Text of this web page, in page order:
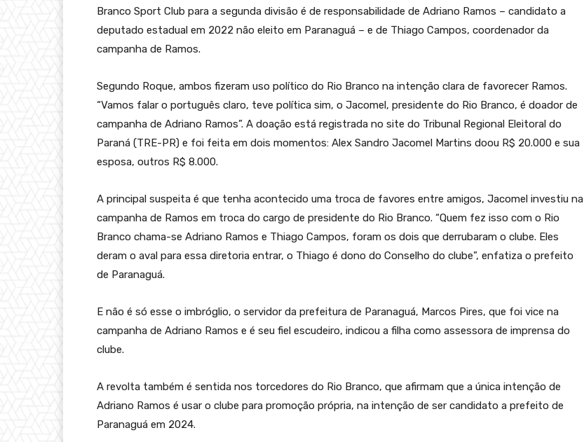
Branco Sport Club para a segunda divisão é de responsabilidade de Adriano Ramos – candidato a
deputado estadual em 2022 não eleito em Paranaguá – e de Thiago Campos, coordenador da
campanha de Ramos.
Segundo Roque, ambos fizeram uso político do Rio Branco na intenção clara de favorecer Ramos.
“Vamos falar o português claro, teve política sim, o Jacomel, presidente do Rio Branco, é doador de
campanha de Adriano Ramos”. A doação está registrada no site do Tribunal Regional Eleitoral do
Paraná (TRE-PR) e foi feita em dois momentos: Alex Sandro Jacomel Martins doou R$ 20.000 e sua
esposa, outros R$ 8.000.
A principal suspeita é que tenha acontecido uma troca de favores entre amigos, Jacomel investiu na
campanha de Ramos em troca do cargo de presidente do Rio Branco. “Quem fez isso com o Rio
Branco chama-se Adriano Ramos e Thiago Campos, foram os dois que derrubaram o clube. Eles
deram o aval para essa diretoria entrar, o Thiago é dono do Conselho do clube”, enfatiza o prefeito
de Paranaguá.
E não é só esse o imbróglio, o servidor da prefeitura de Paranaguá, Marcos Pires, que foi vice na
campanha de Adriano Ramos e é seu fiel escudeiro, indicou a filha como assessora de imprensa do
clube.
A revolta também é sentida nos torcedores do Rio Branco, que afirmam que a única intenção de
Adriano Ramos é usar o clube para promoção própria, na intenção de ser candidato a prefeito de
Paranaguá em 2024.